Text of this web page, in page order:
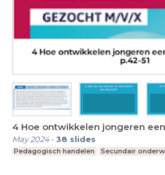
4 Hoe ontwikkelen jongeren
May 2024-38 slides
Pedagogisch handelen Secundair